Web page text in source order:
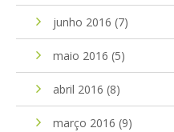
junho 2016 (7)
maio 2016 (5)
abril 2016 (8)
março 2016 (9)